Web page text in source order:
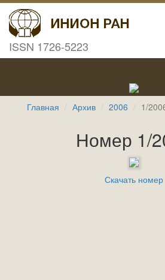
ISSN 1726-5223
Главная Архив 2006 1/
Номер 1/
Скачать номер